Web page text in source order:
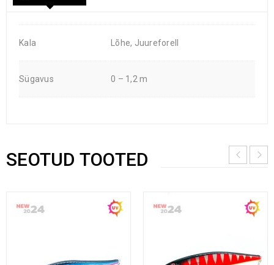
Kala Lõhe, Juureforell
Sügavus 0 – 1,2 m
SEOTUD TOOTED